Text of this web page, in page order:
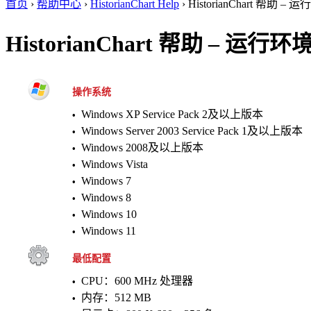
首页 › 帮助中心 › HistorianChart Help › HistorianChart 帮助 – 运
HistorianChart 帮助 – 运行环
操作系统
• Windows XP Service Pack 2及以上版本
• Windows Server 2003 Service Pack 1及以上版本
• Windows 2008及以上版本
• Windows Vista
• Windows 7
• Windows 8
• Windows 10
• Windows 11
最低配置
• CPU：600 MHz 处理器
• 内存：512 MB